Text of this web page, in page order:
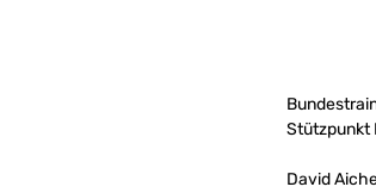
Stützpunkt
David